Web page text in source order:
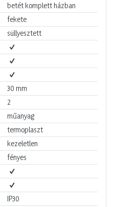
betét komplett házban
fekete
süllyesztett
30 mm
2
műanyag
termoplaszt
kezeletlen
fényes
IP30